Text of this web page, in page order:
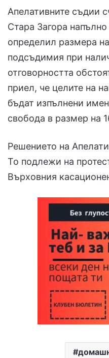
Апелативните съдии
Стара Загора
определил размера
подсъдимия при
отговорността
приел, че целите на
бъдат изпълнени
свобода в размер на
Решението на
То подлежи на
Върховния